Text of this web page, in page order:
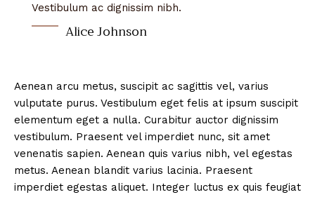
Vestibulum ac dignissim nibh.
Alice Johnson
Aenean arcu metus, suscipit ac sagittis vel, varius
vulputate purus. Vestibulum eget felis at ipsum suscipit
elementum eget a nulla. Curabitur auctor dignissim
vestibulum. Praesent vel imperdiet nunc, sit amet
venenatis sapien. Aenean quis varius nibh, vel egestas
metus. Aenean blandit varius lacinia. Praesent
imperdiet egestas aliquet. Integer luctus ex quis feugiat